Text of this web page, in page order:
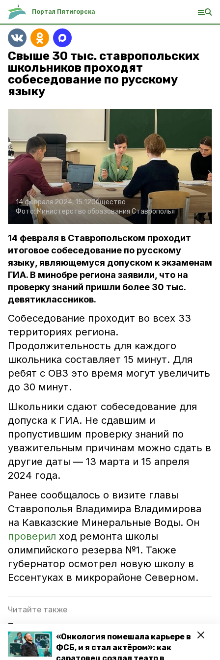
«Онкология помешала карьере в
ФСБ, и я стал актёром»: как
Портал Пятигорска
Свыше 30 тыс. ставропольских
школьников проходят
собеседование по русскому
языку
14 февраля 2024, 15:12Общество
Фото:Министерство образования Ставрополья
14 февраля в Ставропольском проходит
итоговое собеседование по русскому
языку, являющемуся допуском к экзаменам
ГИА. В минобре региона заявили, что на
проверку знаний пришли более 30 тыс.
девятиклассников.
Собеседование проходит во всех 33
территориях региона.
Продолжительность для каждого
школьника составляет 15 минут. Для
ребят с ОВЗ это время могут увеличить
до 30 минут.
Школьники сдают собеседование для
допуска к ГИА. Не сдавшим и
пропустившим проверку знаний по
уважительным причинам можно сдать в
другие даты — 13 марта и 15 апреля
2024 года.
Ранее сообщалось о визите главы
Ставрополья Владимира Владимирова
на Кавказские Минеральные Воды. Он
проверил ход ремонта школы
олимпийского резерва №1. Также
губернатор осмотрел новую школу в
Ессентуках в микрорайоне Северном.
Читайте также
Прокуратура заставила подрядчика ускорить
строительство школы в Пятигорске
Итоги конкурса «Моя родословная» подвели в